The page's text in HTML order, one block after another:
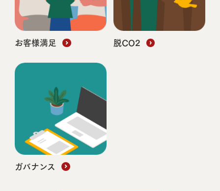
NLTコンテナの循環型
木造ユニット技術
株式会社 Reg.and、
WOOD DESIGN賞受賞
阿蘇くまもと空港
新旅客ターミナル
熊本国際空港株式会社
お客様満足 脱CO2
ガバナンス